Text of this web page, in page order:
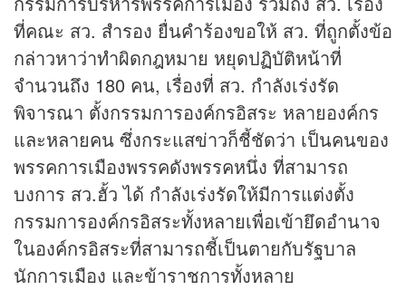
ที่คณะ สว. สำรอง ยื่นคำร้องขอให้ สว. ที่ถูกตั้งข้อ
กล่าวหาว่าทำผิดกฎหมาย หยุดปฏิบัติหน้าที่
จำนวนถึง 180 คน, เรื่องที่ สว. กำลังเร่งรัด
พิจารณา ตั้งกรรมการองค์กรอิสระ หลายองค์กร
และหลายคน ซึ่งกระแสข่าวก็ชี้ชัดว่า เป็นคนของ
พรรคการเมืองพรรคดังพรรคหนึ่ง ที่สามารถ
บงการ สว.ฮั้ว ได้ กำลังเร่งรัดให้มีการแต่งตั้ง
กรรมการองค์กรอิสระทั้งหลายเพื่อเข้ายึดอำนาจ
ในองค์กรอิสระที่สามารถชี้เป็นตายกับรัฐบาล
นักการเมือง และข้าราชการทั้งหลาย